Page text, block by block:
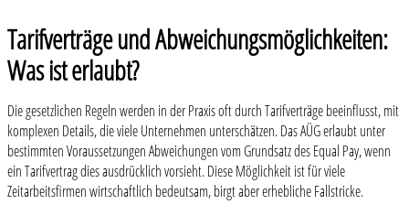
Tarifverträge und Abweichungsmöglichkeiten:
Was ist erlaubt?
Die gesetzlichen Regeln werden in der Praxis oft durch Tarifverträge beeinflusst, mit
komplexen Details, die viele Unternehmen unterschätzen. Das AÜG erlaubt unter
bestimmten Voraussetzungen Abweichungen vom Grundsatz des Equal Pay, wenn
ein Tarifvertrag dies ausdrücklich vorsieht. Diese Möglichkeit ist für viele
Zeitarbeitsfirmen wirtschaftlich bedeutsam, birgt aber erhebliche Fallstricke.